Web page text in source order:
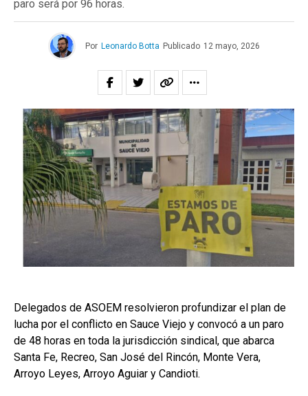
paro será por 96 horas.
Por Leonardo Botta Publicado 12 mayo, 2026
Delegados de ASOEM resolvieron profundizar el plan de
lucha por el conflicto en Sauce Viejo y convocó a un paro
de 48 horas en toda la jurisdicción sindical, que abarca
Santa Fe, Recreo, San José del Rincón, Monte Vera,
Arroyo Leyes, Arroyo Aguiar y Candioti.